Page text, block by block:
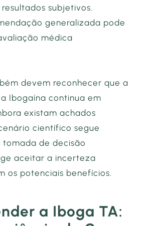
subjetivos.
generalizada pode
médica
devem reconhecer que a
Ibogaína continua em
existam achados
científico segue
tomada de decisão
aceitar a incerteza
os potenciais benefícios.
a Iboga TA: